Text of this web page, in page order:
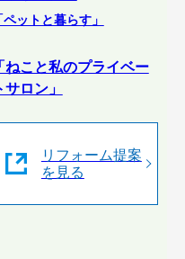
ペットと暮らす」
「ねこと私のプライベー
サロン」
リフォーム提案
を見る